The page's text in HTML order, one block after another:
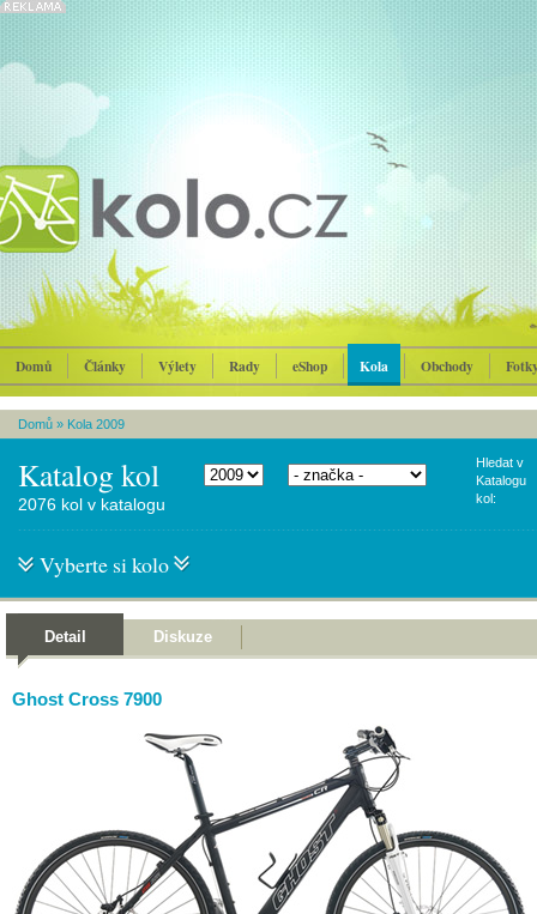
Domů Články Výlety Rady eShop Kola Obchody
Domů » Kola 2009
Katalog kol
Hledat v
Katalogu
kol:
2076 kol v katalogu
Vyberte si kolo
Detail Diskuze
Ghost Cross 7900